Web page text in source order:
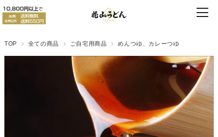
TOP 全ての商品 ご自宅用商品 めんつゆ、カレーつゆ